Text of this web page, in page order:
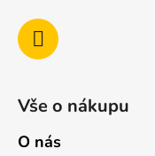
Vše o nákupu
O nás